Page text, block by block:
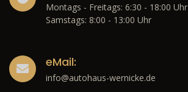
Montags - Freitags: 6:30 - 18:00 Uhr
Samstags: 8:00 - 13:00 Uhr
eMail:
info@autohaus-wernicke.de